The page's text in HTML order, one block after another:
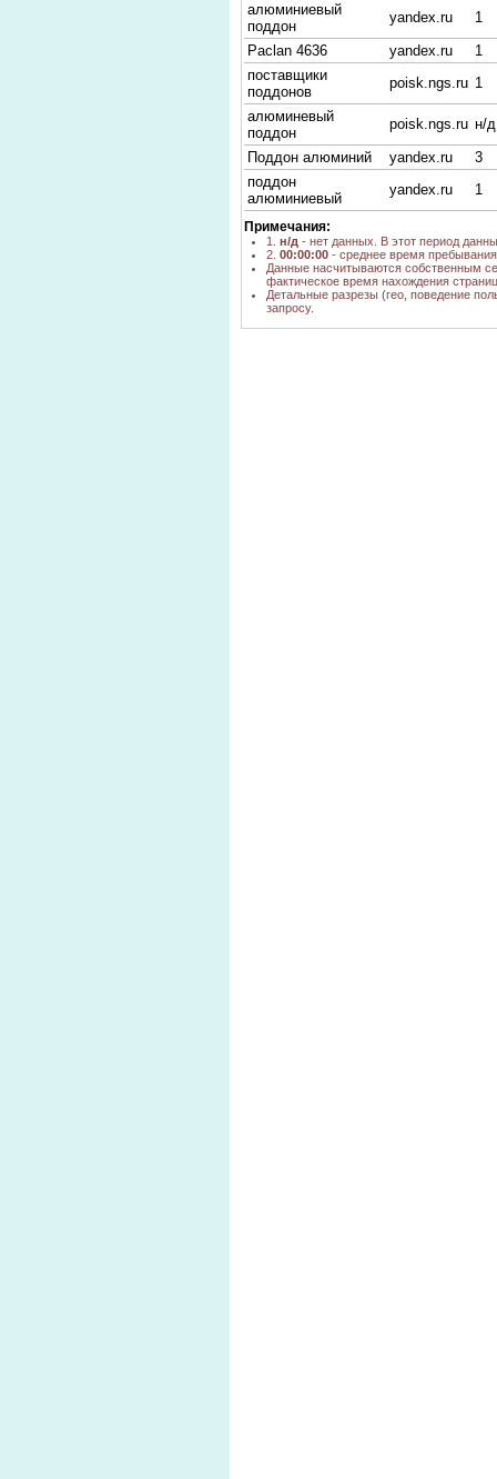
алюминиевый
поддон
yandex.ru
1
Paclan 4636
yandex.ru
1
поставщики
поддонов
poisk.ngs.ru 1
алюминевый
поддон
poisk.ngs.ru н/д
Поддон алюминий
yandex.ru
3
поддон
алюминиевый
yandex.ru 1
Примечания:
1. н/д - нет данных. В этот период
2. 00:00:00 - среднее время
Данные насчитываются собственным
фактическое время нахождения
Детальные разрезы (гео, поведение
запросу.